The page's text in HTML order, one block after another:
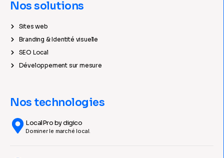
Nos solutions
Sites web
Branding & Identité visuelle
SEO Local
Développement sur mesure
Nos technologies
LocalPro by digico
Dominer le marché local.